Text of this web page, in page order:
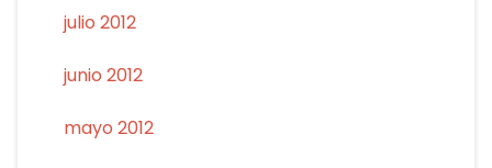
julio 2012
junio 2012
mayo 2012